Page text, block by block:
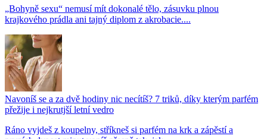
„Bohyně sexu“ nemusí mít dokonalé tělo, zásuvku plnou
krajkového prádla ani tajný diplom z akrobacie....
Navoníš se a za dvě hodiny nic necítíš? 7 triků, díky kterým parfém
přežije i nejkrutjší letní vedro
Ráno vyjdeš z koupelny, stříkneš si parfém na krk a zápěstí a